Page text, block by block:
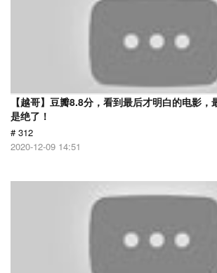
【越哥】豆瓣8.8分，看到最后才明白的电影
是绝了！
# 312
2020-12-09 14:51